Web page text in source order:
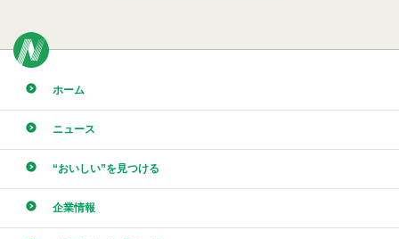
ホーム
ニュース
“おいしい”を見つける
企業情報